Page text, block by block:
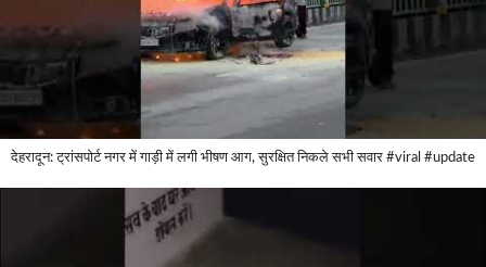
देहरादून: ट्रांसपोर्ट नगर में गाड़ी में लगी भीषण आग, सुरक्षित निकले सभी सवार #viral #update